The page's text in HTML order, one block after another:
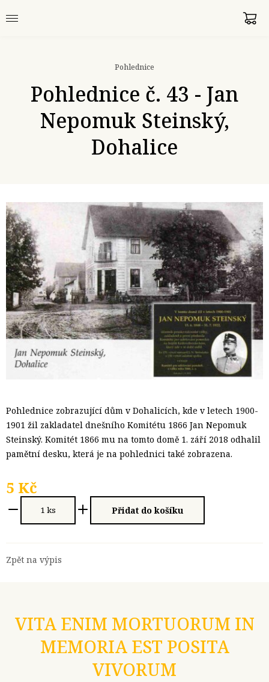
Pohlednice
Pohlednice č. 43 - Jan
Nepomuk Steinský,
Dohalice
Pohlednice zobrazující dům v Dohalicích, kde v letech 1900-
1901 žil zakladatel dnešního Komitétu 1866 Jan Nepomuk
Steinský. Komitét 1866 mu na tomto domě 1. září 2018 odhalil
pamětní desku, která je na pohlednici také zobrazena.
5 Kč
Přidat do košíku
Zpět na výpis
VITA ENIM MORTUORUM IN
MEMORIA EST POSITA
VIVORUM